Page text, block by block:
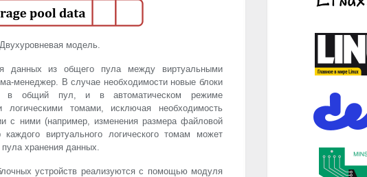
модель.
данных из общего пула между виртуальными
менеджер. В случае необходимости новые блоки
в общий пул, и в автоматическом режиме
логическими томами, исключая необходимость
с ними (например, изменения размера файловой
виртуального логического томам может
хранения данных.
устройств реализуются с помощью модуля